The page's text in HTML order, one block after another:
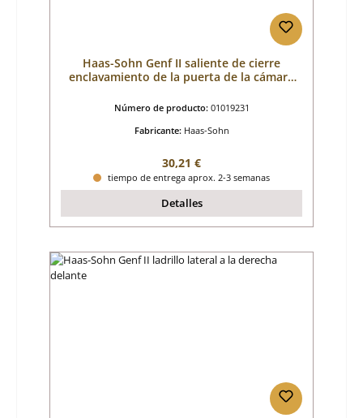
Haas-Sohn Genf II saliente de cierre
enclavamiento de la puerta de la cámara
Número de producto: 01019231
Fabricante: Haas-Sohn
Precio normal:
30,21 €
tiempo de entrega aprox. 2-3 semanas
Detalles